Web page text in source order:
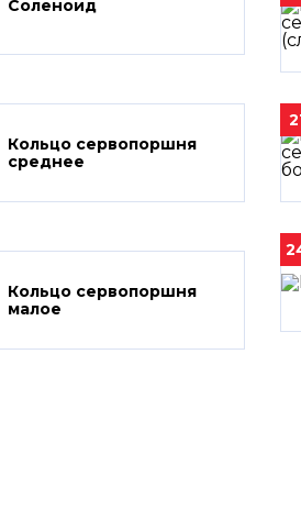
Соленоид
Кольцо сервопоршня
среднее
Кольцо сервопоршня
малое